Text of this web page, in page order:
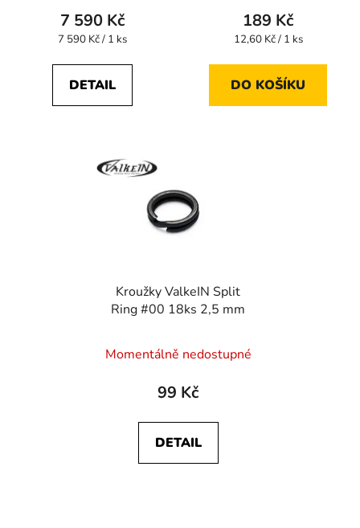
produktu
je
z
7 590 Kč
Měrná
7 590 Kč / 1 ks
DETAIL
189 Kč
Měrná
12,60 Kč / 1 ks
DO KOŠÍKU
Kroužky ValkeIN Split
Ring #00 18ks 2,5 mm
Momentálně nedostupné
99 Kč
DETAIL